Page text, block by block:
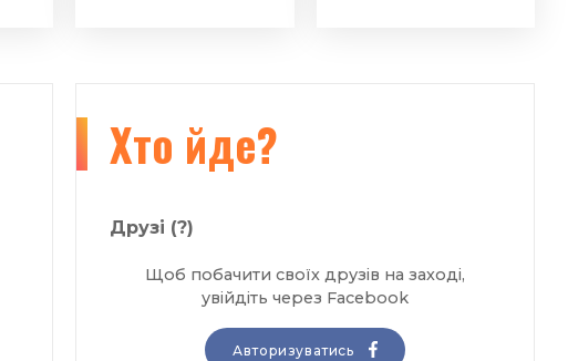
Хто йде?
Друзі (?)
Щоб побачити своїх друзів на заході,
увійдіть через Facebook
Авторизуватись